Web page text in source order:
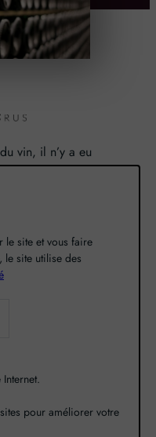
vin, il n’y a eu
franchi en faisant
pour mission de
le site et vous faire
site utilise des
pour améliorer votre